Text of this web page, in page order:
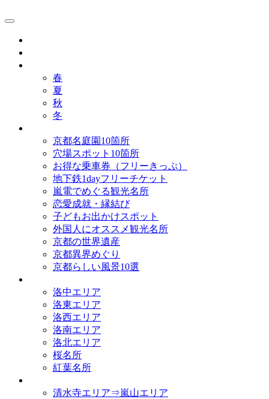
春
夏
秋
冬
京都名庭園10箇所
穴場スポット10箇所
お得な乗車券（フリーきっぷ）
地下鉄1dayフリーチケット
嵐電でめぐる観光名所
恋愛成就・縁結び
子どもお出かけスポット
外国人にオススメ観光名所
京都の世界遺産
京都異界めぐり
京都らしい風景10選
洛中エリア
洛東エリア
洛西エリア
洛南エリア
洛北エリア
桜名所
紅葉名所
清水寺エリア⇒嵐山エリア